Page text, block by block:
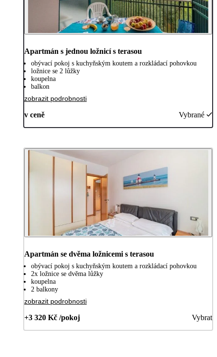
Apartmán s jednou ložnicí s terasou
obývací pokoj s kuchyňským koutem a rozkládací pohovkou
ložnice se 2 lůžky
koupelna
balkon
zobrazit podrobnosti
v ceně Vybrané
Apartmán se dvěma ložnicemi s terasou
obývací pokoj s kuchyňským koutem a rozkládací pohovkou
2x ložnice se dvěma lůžky
koupelna
2 balkony
zobrazit podrobnosti
+3 320 Kč /pokoj Vybrat